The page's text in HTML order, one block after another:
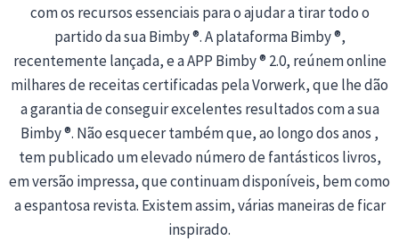
com os recursos essenciais para o ajudar a tirar todo o
partido da sua Bimby ®. A plataforma Bimby ®,
recentemente lançada, e a APP Bimby ® 2.0, reúnem online
milhares de receitas certificadas pela Vorwerk, que lhe dão
a garantia de conseguir excelentes resultados com a sua
Bimby ®. Não esquecer também que, ao longo dos anos ,
tem publicado um elevado número de fantásticos livros,
em versão impressa, que continuam disponíveis, bem como
a espantosa revista. Existem assim, várias maneiras de ficar
inspirado.